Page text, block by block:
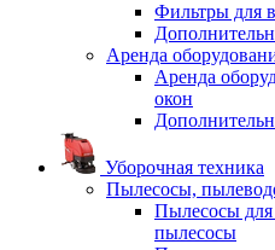
Фильтры для
Аренда
Аренда
окон
Уборочная техника
Пылесосы,
Пылесосы для
пылесосы